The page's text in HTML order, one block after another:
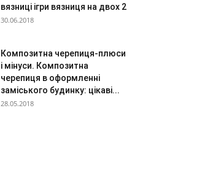
вязниці ігри вязниця на двох 2
30.06.2018
Композитна черепиця-плюси
і мінуси. Композитна
черепиця в оформленні
заміського будинку: цікаві...
28.05.2018